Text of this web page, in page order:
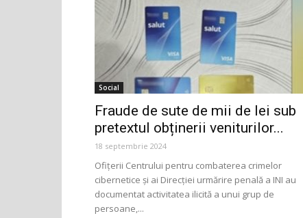
Social
Fraude de sute de mii de lei sub
pretextul obținerii veniturilor...
18 septembrie 2024
Ofițerii Centrului pentru combaterea crimelor
cibernetice și ai Direcției urmărire penală a INI au
documentat activitatea ilicită a unui grup de
persoane,...